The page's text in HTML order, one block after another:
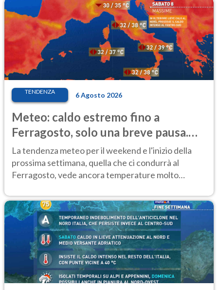
TENDENZA 6 Agosto 2026
Meteo: caldo estremo fino a
Ferragosto, solo una breve pausa.
Ecco dove
La tendenza meteo per il weekend e l'inizio della
prossima settimana, quella che ci condurrà al
Ferragosto, vede ancora temperature molto